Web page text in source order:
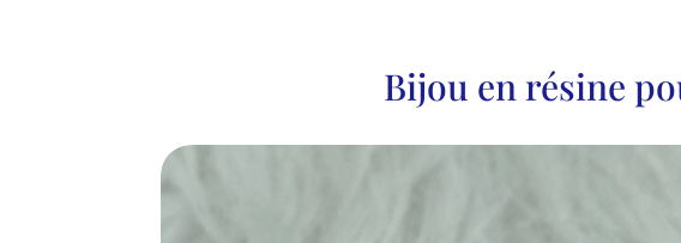
Bijou en résine